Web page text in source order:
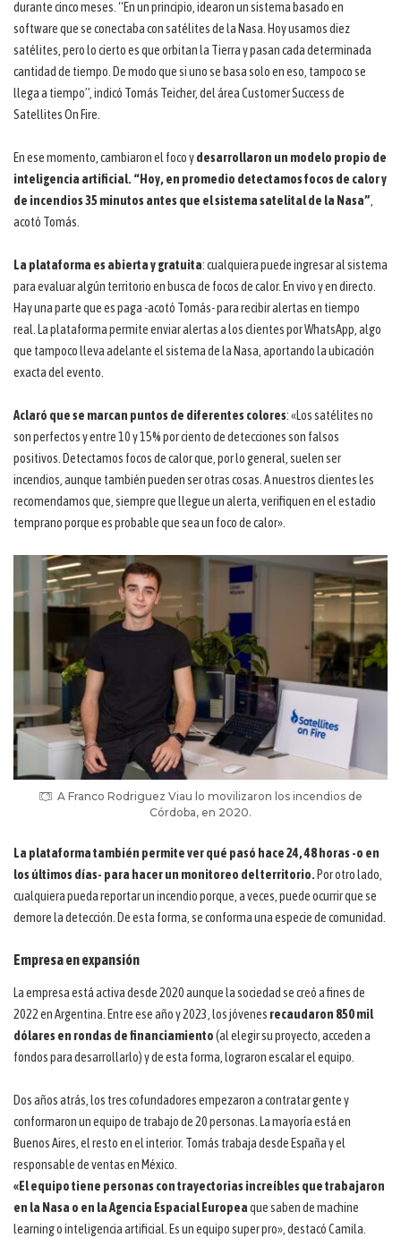
durante cinco meses. “En un principio, idearon un sistema basado en
software que se conectaba con satélites de la Nasa. Hoy usamos diez
satélites, pero lo cierto es que orbitan la Tierra y pasan cada determinada
cantidad de tiempo. De modo que si uno se basa solo en eso, tampoco se
llega a tiempo”, indicó Tomás Teicher, del área Customer Success de
Satellites On Fire.
En ese momento, cambiaron el foco ydesarrollaron un modelo propio de
inteligencia artificial. “Hoy, en promedio detectamos focos de calor y
de incendios 35 minutos antes que el sistema satelital de la Nasa”
acotó Tomás.
La plataforma es abierta y gratuita: cualquiera puede ingresar al sistema
para evaluar algún territorio en busca de focos de calor. En vivo y en directo.
Hay una parte que es paga -acotó Tomás- para recibir alertas en tiempo
real. La plataforma permite enviar alertas a los clientes por WhatsApp, algo
que tampoco lleva adelante el sistema de la Nasa, aportando la ubicación
exacta del evento.
Aclaró que se marcan puntos de diferentes colores: «Los satélites no
son perfectos y entre 10 y 15% por ciento de detecciones son falsos
positivos. Detectamos focos de calor que, por lo general, suelen ser
incendios, aunque también pueden ser otras cosas. A nuestros clientes les
recomendamos que, siempre que llegue un alerta, verifiquen en el estadio
temprano porque es probable que sea un foco de calor».
A Franco Rodriguez Viau lo movilizaron los incendios de
Córdoba, en 2020.
La plataforma también permite ver qué pasó hace 24, 48 horas -o en
los últimos días- para hacer un monitoreo del territorio. Por otro lado,
cualquiera pueda reportar un incendio porque, a veces, puede ocurrir que se
demore la detección. De esta forma, se conforma una especie de comunidad.
Empresa en expansión
La empresa está activa desde 2020 aunque la sociedad se creó a fines de
2022 en Argentina. Entre ese año y 2023, los jóvenes recaudaron 850 mil
dólares en rondas de financiamiento(al elegir su proyecto, acceden a
fondos para desarrollarlo) y de esta forma, lograron escalar el equipo.
Dos años atrás, los tres cofundadores empezaron a contratar gente y
conformaron un equipo de trabajo de 20 personas. La mayoría está en
Buenos Aires, el resto en el interior. Tomás trabaja desde España y el
responsable de ventas en México.
«El equipo tiene personas con trayectorias increíbles que trabajaron
en la Nasa o en la Agencia Espacial Europeaque saben de machine
learning o inteligencia artificial. Es un equipo super pro», destacó Camila.